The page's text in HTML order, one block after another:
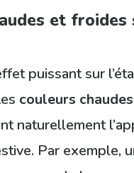
et froides
puissant sur
couleurs chaudes
naturellement
Par exemple,